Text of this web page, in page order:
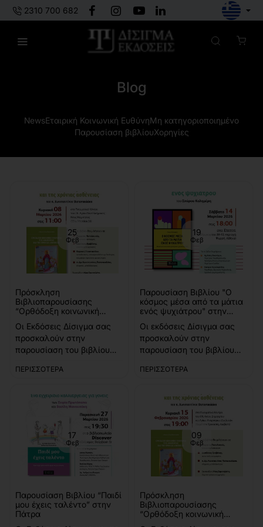
2310 700 682
Blog
NewsΕταιρική Κοινωνική ΕυθύνηΜη κατηγοριοποιημένο
Παρουσίαση βιβλίουΧορηγίες
25
Φεβ
Πρόσκληση
Βιβλιοπαρουσίασης
“Ορθόδοξη κοινωνική
και της χρόνιας ασθένειας”
στην Θεσσαλονίκη
Οι Εκδόσεις Δίσιγμα σας
προσκαλούν στην
παρουσίαση του βιβλίου
Παπανικολάου, Εφημερίου
Νέας Μαγνησίας,
μεταδιδακτορικού ερευνητή
του Τμήματος Κοινωνικής
Θεολογίας και
Χριστιανικού Πολιτισμού
Α.Π.Θ., με τίτ..
ΠΕΡΙΣΣΌΤΕΡΑ
19
Φεβ
Παρουσίαση Βιβλίου "Ο
κόσμος μέσα από τα μάτια
ενός ψυχιάτρου" στην
Οι εκδόσεις Δίσιγμα σας
προσκαλούν στην
παρουσίαση του βιβλίου
κόσμος μέσα από τα μάτια
Σάββατο 14 Μαρτίου στις
18.00 στο (Λεωκορίου 38-
40, περιοχή Ψυρρή, Αθήνα)
Δείτε περισσότερα για το
βιβλίο εδώ:..
ΠΕΡΙΣΣΌΤΕΡΑ
17
Φεβ
Παρουσίαση Βιβλίου “Παιδί
μου έχεις ταλέντο” στην
Πάτρα
09
Φεβ
Πρόσκληση
Βιβλιοπαρουσίασης
“Ορθόδοξη κοινωνική